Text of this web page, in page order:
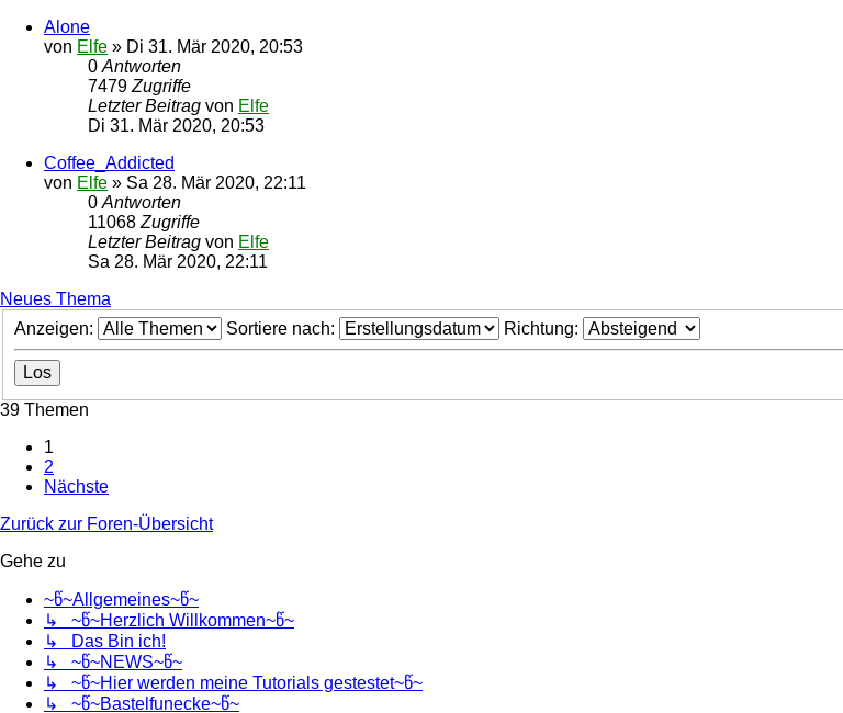
Alone
von Elfe » Di 31. Mär 2020, 20:53
0 Antworten
7479 Zugriffe
Letzter Beitrag von Elfe
Di 31. Mär 2020, 20:53
Coffee_Addicted
von Elfe » Sa 28. Mär 2020, 22:11
0 Antworten
11068 Zugriffe
Letzter Beitrag von Elfe
Sa 28. Mär 2020, 22:11
Neues Thema
Anzeigen:
Sortiere nach: Richtung:
39 Themen
1
2
Nächste
Zurück zur Foren-Übersicht
Gehe zu
~წ~Allgemeines~წ~
↳ ~წ~Herzlich Willkommen~წ~
↳ Das Bin ich!
↳ ~წ~NEWS~წ~
↳ ~წ~Hier werden meine Tutorials gestestet~წ~
↳ ~წ~Bastelfunecke~წ~